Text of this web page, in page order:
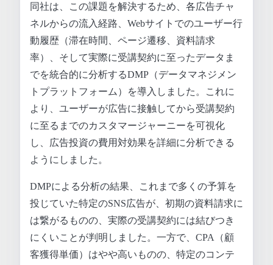
同社は、この課題を解決するため、各広告チャ
ネルからの流入経路、Webサイトでのユーザー行
動履歴（滞在時間、ページ遷移、資料請求
率）、そして実際に受講契約に至ったデータま
でを統合的に分析するDMP（データマネジメン
トプラットフォーム）を導入しました。これに
より、ユーザーが広告に接触してから受講契約
に至るまでのカスタマージャーニーを可視化
し、広告投資の費用対効果を詳細に分析できる
ようにしました。
DMPによる分析の結果、これまで多くの予算を
投じていた特定のSNS広告が、初期の資料請求に
は繋がるものの、実際の受講契約には結びつき
にくいことが判明しました。一方で、CPA（顧
客獲得単価）はやや高いものの、特定のコンテ